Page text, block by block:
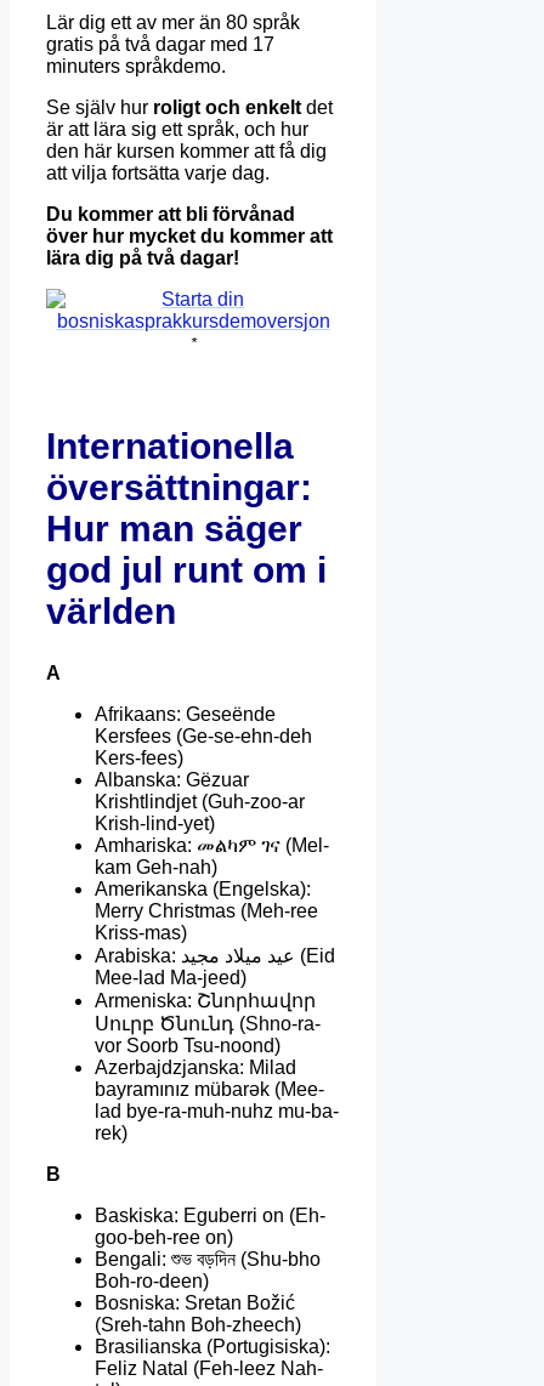
Lär dig ett av mer än 80 språk
gratis på två dagar med 17
minuters språkdemo.
Se själv hur roligt och enkelt det
är att lära sig ett språk, och hur
den här kursen kommer att få dig
att vilja fortsätta varje dag.
Du kommer att bli förvånad
över hur mycket du kommer att
lära dig på två dagar!
*
Internationella
översättningar:
Hur man säger
god jul runt om i
världen
A
Afrikaans: Geseënde
Kersfees (Ge-se-ehn-deh
Kers-fees)
Albanska: Gëzuar
Krishtlindjet (Guh-zoo-ar
Krish-lind-yet)
Amhariska: መልካም ገና (Mel-
kam Geh-nah)
Amerikanska (Engelska):
Merry Christmas (Meh-ree
Kriss-mas)
Arabiska: عيد ميلاد مجيد (Eid
Mee-lad Ma-jeed)
Armeniska: Շնորհավոր
Սուրբ Ծնունդ (Shno-ra-
vor Soorb Tsu-noond)
Azerbajdzjanska: Milad
bayramınız mübarək (Mee-
lad bye-ra-muh-nuhz mu-ba-
rek)
B
Baskiska: Eguberri on (Eh-
goo-beh-ree on)
Bengali: শুভ বড়দিন (Shu-bho
Boh-ro-deen)
Bosniska: Sretan Božić
(Sreh-tahn Boh-zheech)
Brasilianska (Portugisiska):
Feliz Natal (Feh-leez Nah-